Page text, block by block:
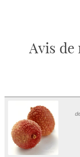
Avis de